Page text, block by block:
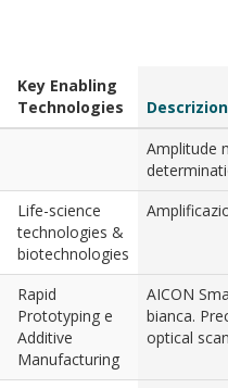
Key Enabling
Technologies
Amplitude
Life-science
technologies &
biotechnologies
Rapid
Prototyping e
Additive
Manufacturing
AICON
bianca.
optical